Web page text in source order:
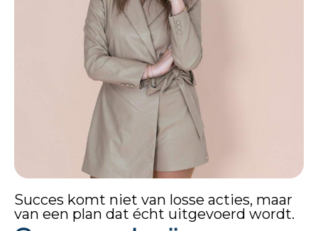
Succes komt niet van losse acties, maar
van een plan dat écht uitgevoerd wordt.